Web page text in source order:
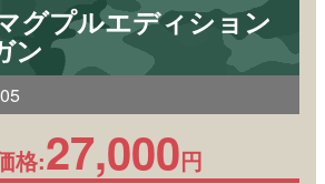
グプルエディション
ン
格:27,000円